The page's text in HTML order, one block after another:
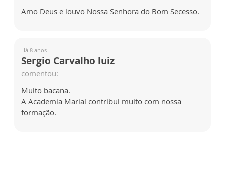
Amo Deus e louvo Nossa Senhora do Bom Secesso.
Há 8 anos
Sergio Carvalho luiz
comentou:
Muito bacana.
A Academia Marial contribui muito com nossa
formação.